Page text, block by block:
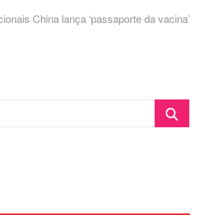
China lança ‘passaporte da vacina’